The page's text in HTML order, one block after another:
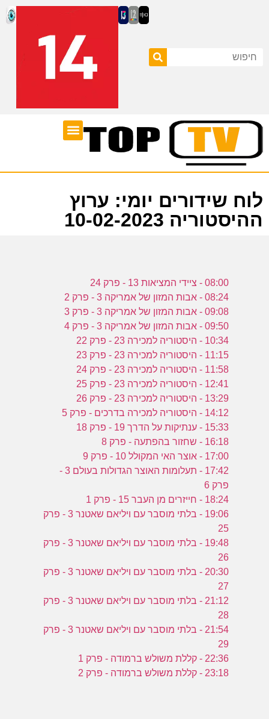
לוח שידורים יומי: ערוץ
ההיסטוריה 10-02-2023
08:00 - ציידי המציאות 13 - פרק 24
08:24 - אבות המזון של אמריקה 3 - פרק 2
09:08 - אבות המזון של אמריקה 3 - פרק 3
09:50 - אבות המזון של אמריקה 3 - פרק 4
10:34 - היסטוריה למכירה 23 - פרק 22
11:15 - היסטוריה למכירה 23 - פרק 23
11:58 - היסטוריה למכירה 23 - פרק 24
12:41 - היסטוריה למכירה 23 - פרק 25
13:29 - היסטוריה למכירה 23 - פרק 26
14:12 - היסטוריה למכירה בדרכים - פרק 5
15:33 - ענתיקות על הדרך 19 - פרק 18
16:18 - שחזור בהפתעה - פרק 8
17:00 - אוצר האי המקולל 10 - פרק 9
17:42 - תעלומות האוצר הגדולות בעולם 3 -
פרק 6
18:24 - חייזרים מן העבר 15 - פרק 1
19:06 - בלתי מוסבר עם ויליאם שאטנר 3 - פרק
25
19:48 - בלתי מוסבר עם ויליאם שאטנר 3 - פרק
26
20:30 - בלתי מוסבר עם ויליאם שאטנר 3 - פרק
27
21:12 - בלתי מוסבר עם ויליאם שאטנר 3 - פרק
28
21:54 - בלתי מוסבר עם ויליאם שאטנר 3 - פרק
29
22:36 - קללת משולש ברמודה - פרק 1
23:18 - קללת משולש ברמודה - פרק 2